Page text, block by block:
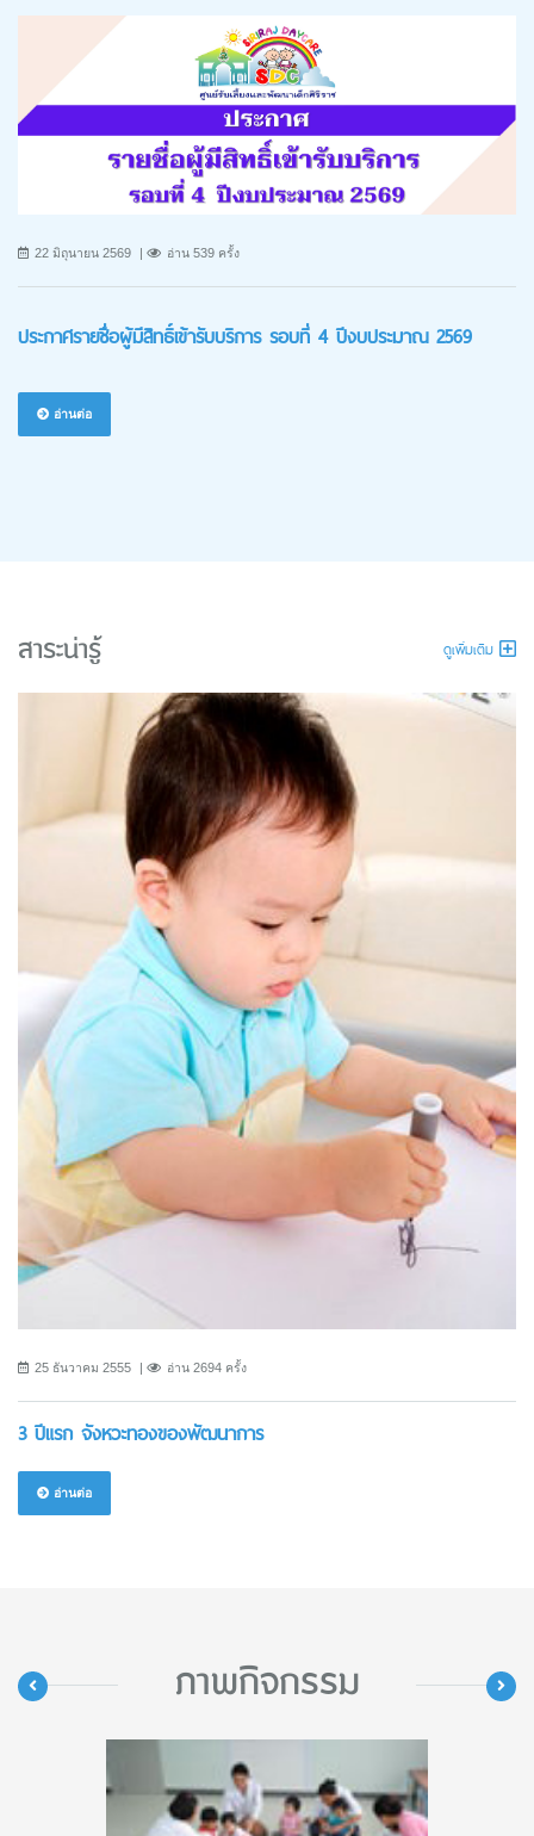
22 มิถุนายน 2569 อ่าน 539 ครั้ง
ประกาศรายชื่อผู้มีสิทธิ์เข้ารับบริการ รอบที่ 4 ปีงบประมาณ 2569
อ่านต่อ
สาระน่ารู้ ดูเพิ่มเติม
25 ธันวาคม 2555 อ่าน 2694 ครั้ง
3 ปีแรก จังหวะทองของพัฒนาการ
อ่านต่อ
ภาพกิจกรรม